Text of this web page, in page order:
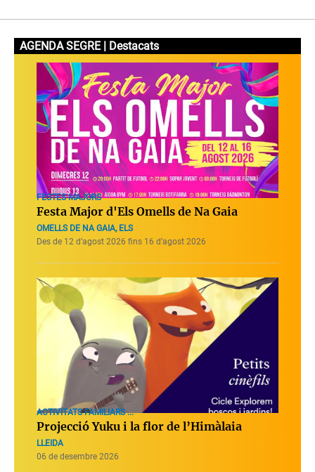
AGENDA SEGRE | Destacats
FESTES MAJORS
Festa Major d'Els Omells de Na Gaia
OMELLS DE NA GAIA, ELS
Des de 12 d’agost 2026 fins 16 d’agost 2026
ACTIVITATS FAMILIARS ...
Projecció Yuku i la flor de l’Himàlaia
LLEIDA
06 de desembre 2026